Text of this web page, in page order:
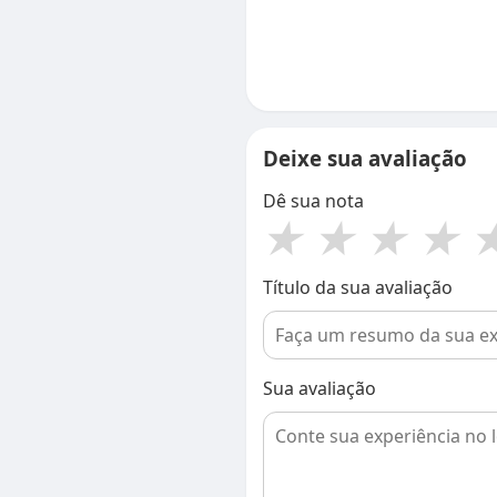
Deixe sua avaliação
Dê sua nota
★ ★ ★ ★
Título da sua avaliação
Sua avaliação